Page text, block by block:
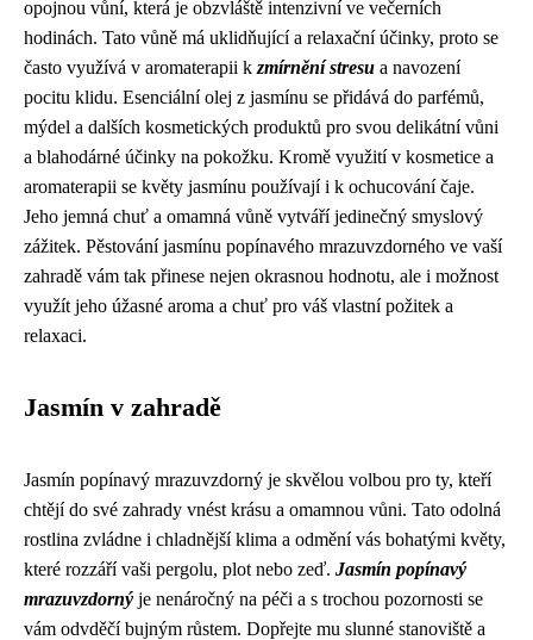
opojnou vůní, která je obzvláště intenzivní ve večerních
hodinách. Tato vůně má uklidňující a relaxační účinky, proto se
často využívá v aromaterapii k zmírnění stresu a navození
pocitu klidu. Esenciální olej z jasmínu se přidává do parfémů,
mýdel a dalších kosmetických produktů pro svou delikátní vůni
a blahodárné účinky na pokožku. Kromě využití v kosmetice a
aromaterapii se květy jasmínu používají i k ochucování čaje.
Jeho jemná chuť a omamná vůně vytváří jedinečný smyslový
zážitek. Pěstování jasmínu popínavého mrazuvzdorného ve vaší
zahradě vám tak přinese nejen okrasnou hodnotu, ale i možnost
využít jeho úžasné aroma a chuť pro váš vlastní požitek a
relaxaci.
Jasmín v zahradě
Jasmín popínavý mrazuvzdorný je skvělou volbou pro ty, kteří
chtějí do své zahrady vnést krásu a omamnou vůni. Tato odolná
rostlina zvládne i chladnější klima a odmění vás bohatými květy,
které rozzáří vaši pergolu, plot nebo zeď. Jasmín popínavý
mrazuvzdorný je nenáročný na péči a s trochou pozornosti se
vám odvděčí bujným růstem. Dopřejte mu slunné stanoviště a